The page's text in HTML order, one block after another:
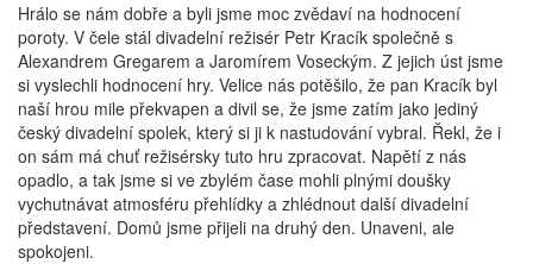
Hrálo se nám dobře a byli jsme moc zvědaví na hodnocení
poroty. V čele stál divadelní režisér Petr Kracík společně s
Alexandrem Gregarem a Jaromírem Voseckým. Z jejich úst jsme
si vyslechli hodnocení hry. Velice nás potěšilo, že pan Kracík byl
naší hrou mile překvapen a divil se, že jsme zatím jako jediný
český divadelní spolek, který si ji k nastudování vybral. Řekl, že i
on sám má chuť režisérsky tuto hru zpracovat. Napětí z nás
opadlo, a tak jsme si ve zbylém čase mohli plnými doušky
vychutnávat atmosféru přehlídky a zhlédnout další divadelní
představení. Domů jsme přijeli na druhý den. Unaveni, ale
spokojeni.